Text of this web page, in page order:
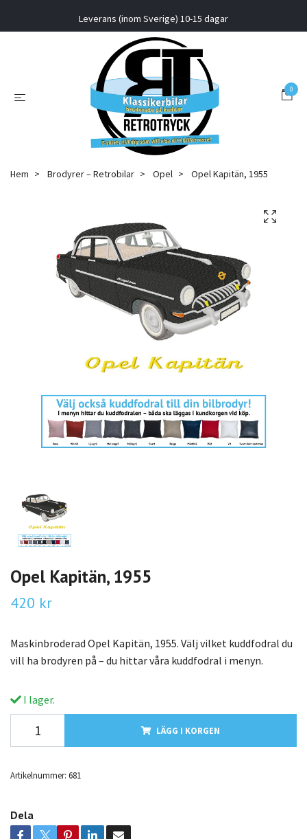
Leverans (inom Sverige) 10-15 dagar
0
Hem Brodyrer – Retrobilar Opel Opel Kapitän, 1955
Opel Kapitän, 1955
420 kr
Maskinbroderad Opel Kapitän, 1955. Välj vilket kuddfodral du
vill ha brodyren på – du hittar våra kuddfodral i menyn.
I lager.
LÄGG I KORGEN
Artikelnummer: 681
Dela